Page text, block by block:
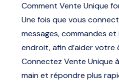
Comment Vente Unique
Une fois que vous
messages, commandes
endroit, afin d’aider
Connectez Vente Unique
main et répondre plus